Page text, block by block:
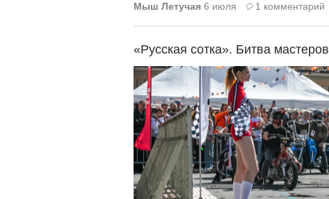
Мыш Летучая 6 июля 1 комментарий
«Русская сотка». Битва мастеров